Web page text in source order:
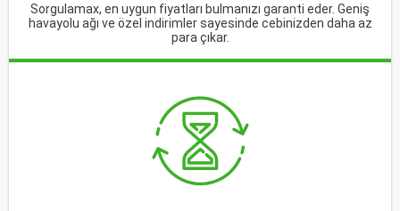
Sorgulamax, en uygun fiyatları bulmanızı garanti eder. Geniş
havayolu ağı ve özel indirimler sayesinde cebinizden daha az
para çıkar.